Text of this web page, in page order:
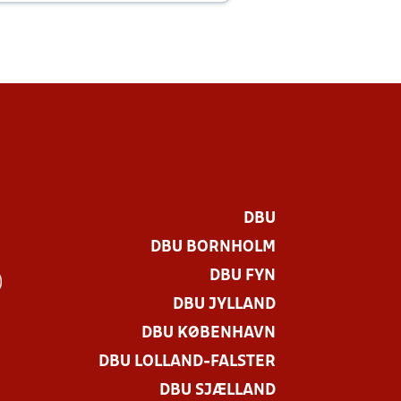
DBU
DBU BORNHOLM
DBU FYN
DBU JYLLAND
DBU KØBENHAVN
DBU LOLLAND-FALSTER
DBU SJÆLLAND